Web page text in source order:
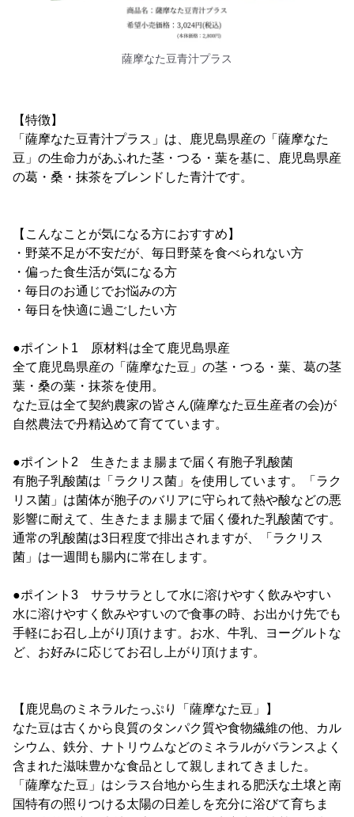
薩摩なた豆青汁プラス
【特徴】
「薩摩なた豆青汁プラス」は、鹿児島県産の「薩摩なた
豆」の生命力があふれた茎・つる・葉を基に、鹿児島県産
の葛・桑・抹茶をブレンドした青汁です。
【こんなことが気になる方におすすめ】
・野菜不足が不安だが、毎日野菜を食べられない方
・偏った食生活が気になる方
・毎日のお通じでお悩みの方
・毎日を快適に過ごしたい方
●ポイント1 原材料は全て鹿児島県産
全て鹿児島県産の「薩摩なた豆」の茎・つる・葉、葛の茎
葉・桑の葉・抹茶を使用。
なた豆は全て契約農家の皆さん(薩摩なた豆生産者の会)が
自然農法で丹精込めて育てています。
●ポイント2 生きたまま腸まで届く有胞子乳酸菌
有胞子乳酸菌は「ラクリス菌」を使用しています。「ラク
リス菌」は菌体が胞子のバリアに守られて熱や酸などの悪
影響に耐えて、生きたまま腸まで届く優れた乳酸菌です。
通常の乳酸菌は3日程度で排出されますが、「ラクリス
菌」は一週間も腸内に常在します。
●ポイント3 サラサラとして水に溶けやすく飲みやすい
水に溶けやすく飲みやすいので食事の時、お出かけ先でも
手軽にお召し上がり頂けます。お水、牛乳、ヨーグルトな
ど、お好みに応じてお召し上がり頂けます。
【鹿児島のミネラルたっぷり「薩摩なた豆」】
なた豆は古くから良質のタンパク質や食物繊維の他、カル
シウム、鉄分、ナトリウムなどのミネラルがバランスよく
含まれた滋味豊かな食品として親しまれてきました。
「薩摩なた豆」はシラス台地から生まれる肥沃な土壌と南
国特有の照りつける太陽の日差しを充分に浴びて育ちま